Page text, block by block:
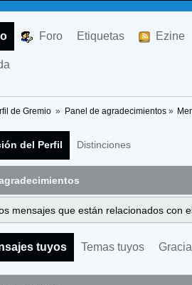
Foro Etiquetas Ezine
de Gremio » Panel de agradecimientos»
del Perfil Distinciones
mensajes que están relacionados con
tuyos Temas tuyos